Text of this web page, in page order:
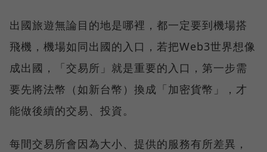
出國旅遊無論目的地是哪裡，都一定要到機場搭
飛機，機場如同出國的入口，若把Web3世界想像
成出國，「交易所」就是重要的入口，第一步需
要先將法幣（如新台幣）換成「加密貨幣」，才
能做後續的交易、投資。
每間交易所會因為大小、提供的服務有所差異，